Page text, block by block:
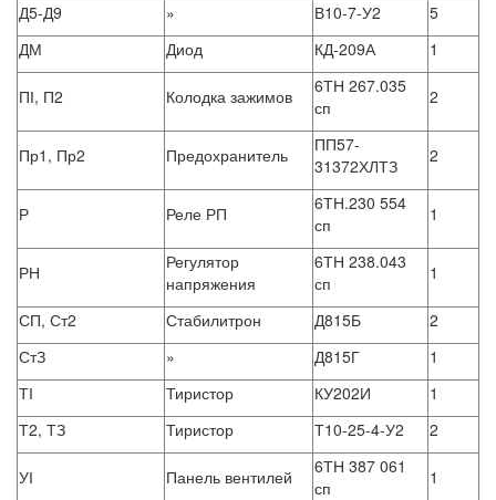
Д5-Д9
» В10-7-У2
5
ДМ
Диод КД-209А 1
ПІ, П2 Колодка зажимов
6ТН 267.035
сп
2
Пр1, Пр2 Предохранитель
ПП57-
31372ХЛТЗ
2
Р Реле РП
6ТН.230 554
сп
1
РН
Регулятор
напряжения
6ТН 238.043
сп
1
СП, Ст2 Стабилитрон Д815Б
2
СтЗ
» Д815Г
1
ТІ
Тиристор КУ202И
1
Т2, ТЗ
Тиристор Т10-25-4-У2 2
УІ Панель вентилей
6ТН 387 061
сп
1